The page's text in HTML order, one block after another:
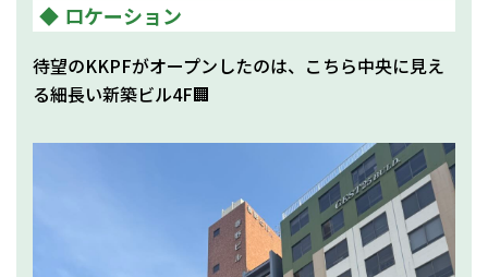
ロケーション
待望のKKPFがオープンしたのは、こちら中央に見え
る細長い新築ビル4F🏢